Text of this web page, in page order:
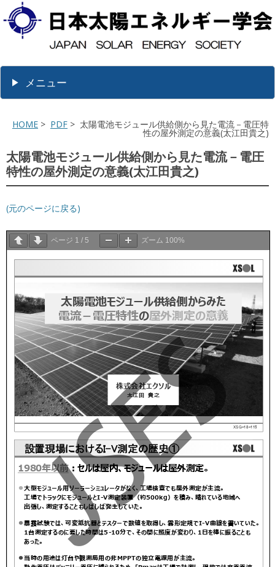
メニュー
HOME > PDF > 太陽電池モジュール供給側から見た電流－電圧特
性の屋外測定の意義(太江田貴之)
太陽電池モジュール供給側から見た電流－電圧
特性の屋外測定の意義(太江田貴之)
(元のページに戻る)
ページ 1 / 5 ズーム 100%